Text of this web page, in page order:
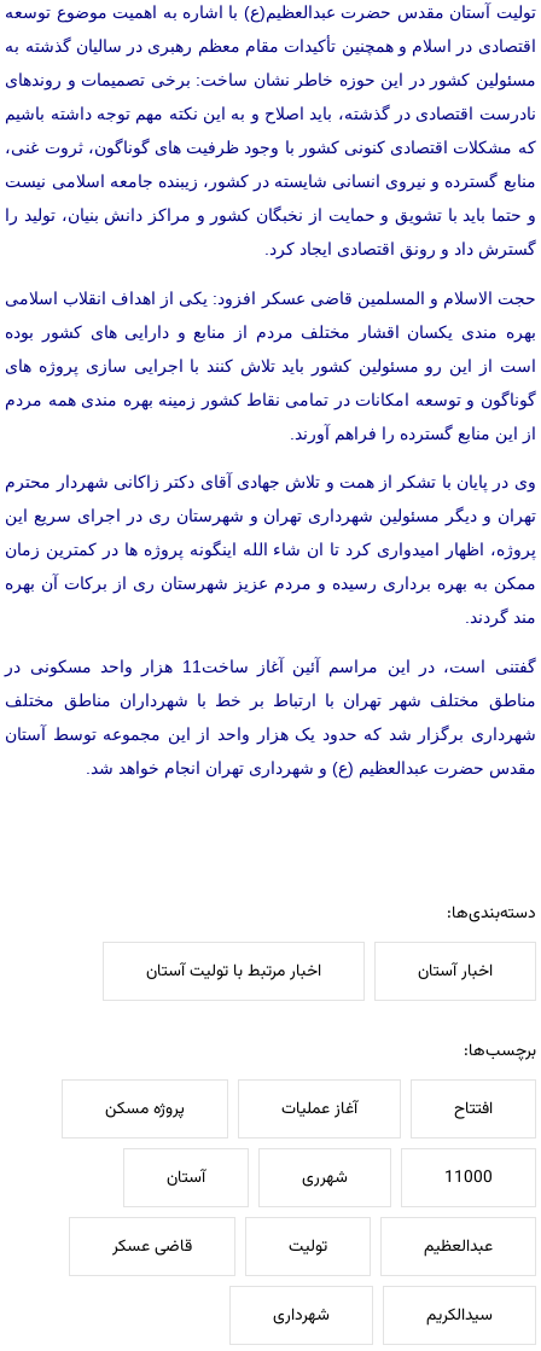
تولیت آستان مقدس حضرت عبدالعظیم(ع) با اشاره به اهمیت موضوع توسعه
اقتصادی در اسلام و همچنین تأکیدات مقام معظم رهبری در سالیان گذشته به
مسئولین کشور در این حوزه خاطر نشان ساخت: برخی تصمیمات و روندهای
نادرست اقتصادی در گذشته، باید اصلاح و به این نکته مهم توجه داشته باشیم
که مشکلات اقتصادی کنونی کشور با وجود ظرفیت های گوناگون، ثروت غنی،
منابع گسترده و نیروی انسانی شایسته در کشور، زیبنده جامعه اسلامی نیست
و حتما باید با تشویق و حمایت از نخبگان کشور و مراکز دانش بنیان، تولید را
گسترش داد و رونق اقتصادی ایجاد کرد.
حجت الاسلام و المسلمین قاضی عسکر افزود: یکی از اهداف انقلاب اسلامی
بهره مندی یکسان اقشار مختلف مردم از منابع و دارایی های کشور بوده
است از این رو مسئولین کشور باید تلاش کنند با اجرایی سازی پروژه های
گوناگون و توسعه امکانات در تمامی نقاط کشور زمینه بهره مندی همه مردم
از این منابع گسترده را فراهم آورند.
وی در پایان با تشکر از همت و تلاش جهادی آقای دکتر زاکانی شهردار محترم
تهران و دیگر مسئولین شهرداری تهران و شهرستان ری در اجرای سریع این
پروژه، اظهار امیدواری کرد تا ان شاء الله اینگونه پروژه ها در کمترین زمان
ممکن به بهره برداری رسیده و مردم عزیز شهرستان ری از برکات آن بهره
مند گردند.
گفتنی است، در این مراسم آئین آغاز ساخت11 هزار واحد مسکونی در
مناطق مختلف شهر تهران با ارتباط بر خط با شهرداران مناطق مختلف
شهرداری برگزار شد که حدود یک هزار واحد از این مجموعه توسط آستان
مقدس حضرت عبدالعظیم (ع) و شهرداری تهران انجام خواهد شد.
دسته‌بندی‌ها:
اخبار آستان اخبار مرتبط با تولیت آستان
برچسب‌ها:
افتتاح آغاز عملیات پروژه مسکن
11000 شهرری آستان
عبدالعظیم تولیت قاضی عسکر
سیدالکریم شهرداری